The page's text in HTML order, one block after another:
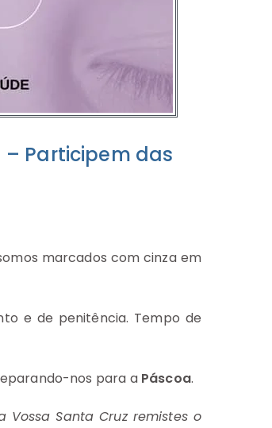
Participem das
marcados com cinza em
e de penitência. Tempo de
nos para a Páscoa.
Vossa Santa Cruz remistes o